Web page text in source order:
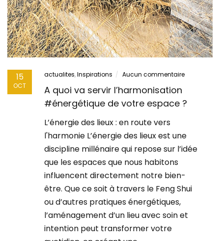
15
OCT
actualites,Inspirations Aucun commentaire
A quoi va servir l’harmonisation
#énergétique de votre espace ?
L’énergie des lieux : en route vers
l'harmonie L’énergie des lieux est une
discipline millénaire qui repose sur l’idée
que les espaces que nous habitons
influencent directement notre bien-
être. Que ce soit à travers le Feng Shui
ou d’autres pratiques énergétiques,
l’aménagement d’un lieu avec soin et
intention peut transformer votre